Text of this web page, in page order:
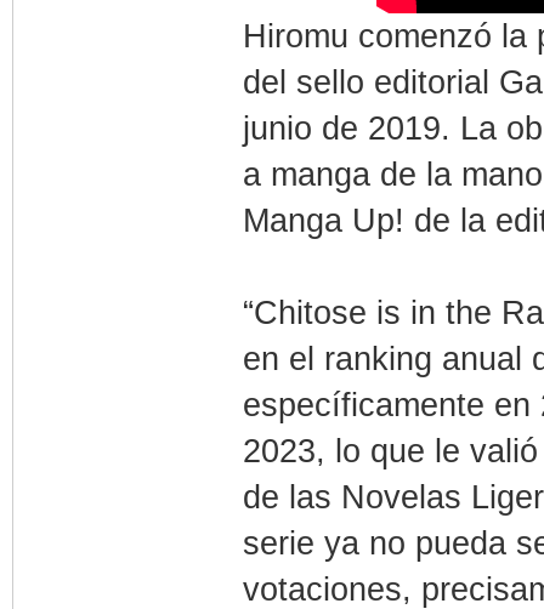
Hiromu comenzó la
del sello editorial
junio de 2019. La
a manga de la
Manga Up! de la
“Chitose is in the
en el ranking anual
específicamente
2023, lo que le
de las Novelas
serie ya no pueda
votaciones,